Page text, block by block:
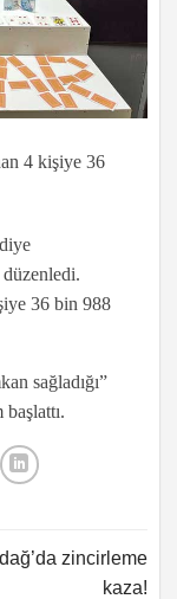
4 kişiye 36
36 bin 988
sağladığı”
zincirleme
kaza!